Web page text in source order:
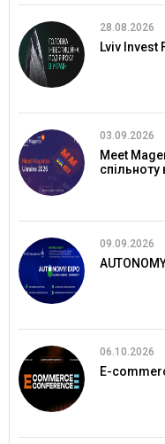
28.08.2026
Lviv Invest
03.09.2026
Meet
спільноту
09.09.2026
06.10.2026
E-